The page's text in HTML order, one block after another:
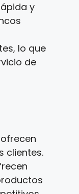
y
lo que
de
ofrecen
clientes.